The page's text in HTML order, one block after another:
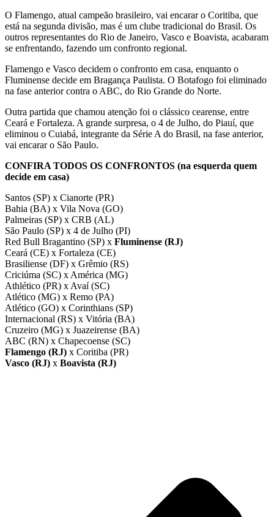
O Flamengo, atual campeão brasileiro, vai encarar o Coritiba, que
está na segunda divisão, mas é um clube tradicional do Brasil. Os
outros representantes do Rio de Janeiro, Vasco e Boavista, acabaram
se enfrentando, fazendo um confronto regional.
Flamengo e Vasco decidem o confronto em casa, enquanto o
Fluminense decide em Bragança Paulista. O Botafogo foi eliminado
na fase anterior contra o ABC, do Rio Grande do Norte.
Outra partida que chamou atenção foi o clássico cearense, entre
Ceará e Fortaleza. A grande surpresa, o 4 de Julho, do Piauí, que
eliminou o Cuiabá, integrante da Série A do Brasil, na fase anterior,
vai encarar o São Paulo.
CONFIRA TODOS OS CONFRONTOS (na esquerda quem
decide em casa)
Santos (SP) x Cianorte (PR)
Bahia (BA) x Vila Nova (GO)
Palmeiras (SP) x CRB (AL)
São Paulo (SP) x 4 de Julho (PI)
Red Bull Bragantino (SP) x Fluminense (RJ)
Ceará (CE) x Fortaleza (CE)
Brasiliense (DF) x Grêmio (RS)
Criciúma (SC) x América (MG)
Athlético (PR) x Avaí (SC)
Atlético (MG) x Remo (PA)
Atlético (GO) x Corinthians (SP)
Internacional (RS) x Vitória (BA)
Cruzeiro (MG) x Juazeirense (BA)
ABC (RN) x Chapecoense (SC)
Flamengo (RJ) x Coritiba (PR)
Vasco (RJ) x Boavista (RJ)